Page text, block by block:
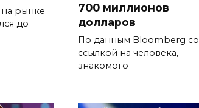
рынке
до
700 миллионов
долларов
По данным Bloomberg со
ссылкой на человека,
знакомого